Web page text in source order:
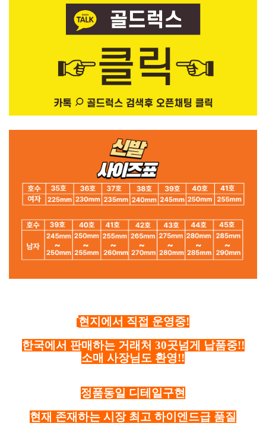
현지에서 직접 운영중!
한국에서 판매하는 거래처 30곳넘게 납품중!!
소매 사장님도 환영!!
정품동일 디테일구현
현재 존재하는 시장 최고 하이엔드급 품질